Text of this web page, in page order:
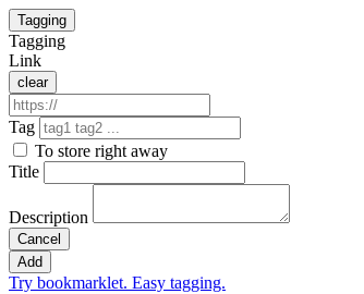
Tagging
Tagging
Link
clear
Tag
To store right away
Title
Description
Cancel
Add
Try bookmarklet. Easy tagging.